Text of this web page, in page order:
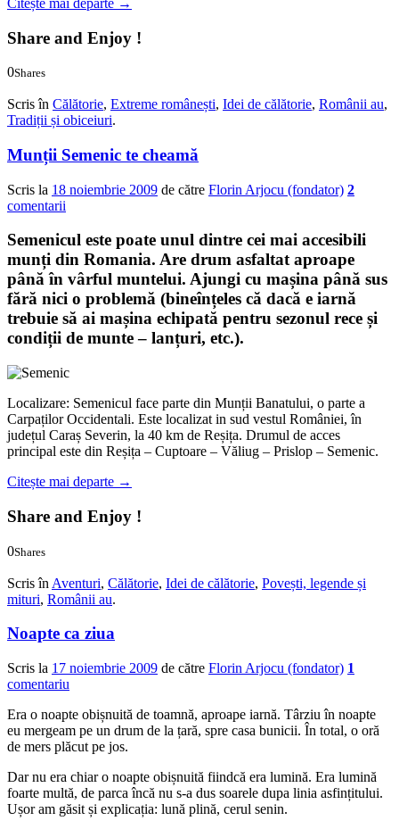
Citește mai departe →
Share and Enjoy !
0Shares
Scris în Călătorie, Extreme românești, Idei de călătorie, Românii au,
Tradiții și obiceiuri.
Munții Semenic te cheamă
Scris la 18 noiembrie 2009 de către Florin Arjocu (fondator) 2
comentarii
Semenicul este poate unul dintre cei mai accesibili
munți din Romania. Are drum asfaltat aproape
până în vârful muntelui. Ajungi cu mașina până sus
fără nici o problemă (bineînțeles că dacă e iarnă
trebuie să ai mașina echipată pentru sezonul rece și
condiții de munte – lanțuri, etc.).
Localizare: Semenicul face parte din Munții Banatului, o parte a
Carpaților Occidentali. Este localizat in sud vestul României, în
județul Caraș Severin, la 40 km de Reșița. Drumul de acces
principal este din Reșița – Cuptoare – Văliug – Prislop – Semenic.
Citește mai departe →
Share and Enjoy !
0Shares
Scris înAventuri, Călătorie, Idei de călătorie, Povești, legende și
mituri, Românii au.
Noapte ca ziua
Scris la 17 noiembrie 2009 de către Florin Arjocu (fondator) 1
comentariu
Era o noapte obișnuită de toamnă, aproape iarnă. Târziu în noapte
eu mergeam pe un drum de la țară, spre casa bunicii. În total, o oră
de mers plăcut pe jos.
Dar nu era chiar o noapte obișnuită fiindcă era lumină. Era lumină
foarte multă, de parca încă nu s-a dus soarele dupa linia asfințitului.
Ușor am găsit și explicația: lună plină, cerul senin.